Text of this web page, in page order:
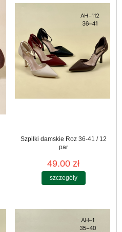
Szpilki damskie Roz 36-41 / 12
par
49.00 zł
szczegóły